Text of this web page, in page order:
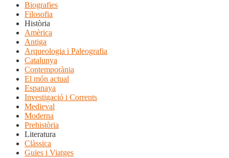
Biografies
Filosofia
Història
Amèrica
Antiga
Arqueologia i Paleografia
Catalunya
Contemporània
El món actual
Espanaya
Investigació i Corrents
Medieval
Moderna
Prehistòria
Literatura
Clàssica
Guies i Viatges